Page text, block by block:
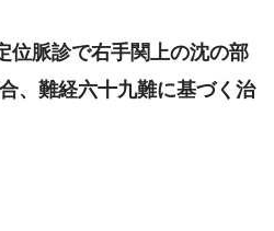
脈診で右手関上の沈の部
、難経六十九難に基づく治